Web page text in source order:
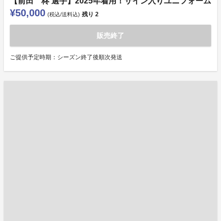
¥50,000 (税込/送料込) 残り 2
販売終了
ご提供予定時期：シーズン終了後順次発送